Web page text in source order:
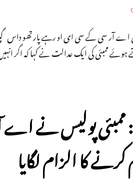
سے 2019 تک بی اے آر سی کے سی ای او رہے پارتھو
ممبئی کی ایک عدالت نے کہا کہ اگر
ممبئی پولیس نے
کا الزام لگایا